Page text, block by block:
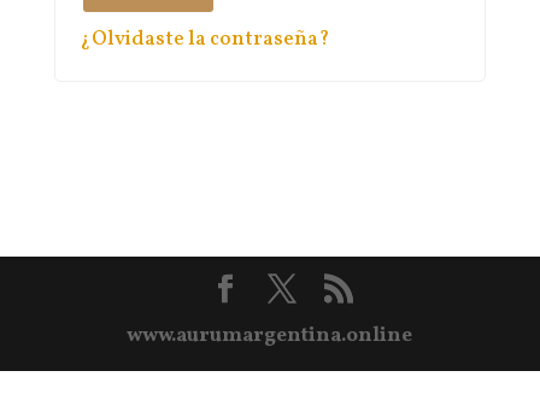
¿Olvidaste la contraseña?
www.aurumargentina.online